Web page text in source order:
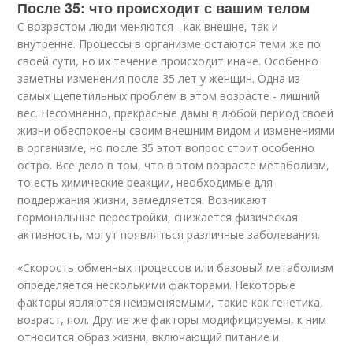
После 35: что происходит с вашим телом
С возрастом люди меняются - как внешне, так и
внутренне. Процессы в организме остаются теми же по
своей сути, но их течение происходит иначе. Особенно
заметны изменения после 35 лет у женщин. Одна из
самых щепетильных проблем в этом возрасте - лишний
вес. Несомненно, прекрасные дамы в любой период своей
жизни обеспокоены своим внешним видом и изменениями
в организме, но после 35 этот вопрос стоит особенно
остро. Все дело в том, что в этом возрасте метаболизм,
то есть химические реакции, необходимые для
поддержания жизни, замедляется. Возникают
гормональные перестройки, снижается физическая
активность, могут появляться различные заболевания.
«Скорость обменных процессов или базовый метаболизм
определяется несколькими факторами. Некоторые
факторы являются неизменяемыми, такие как генетика,
возраст, пол. Другие же факторы модифицируемы, к ним
относится образ жизни, включающий питание и